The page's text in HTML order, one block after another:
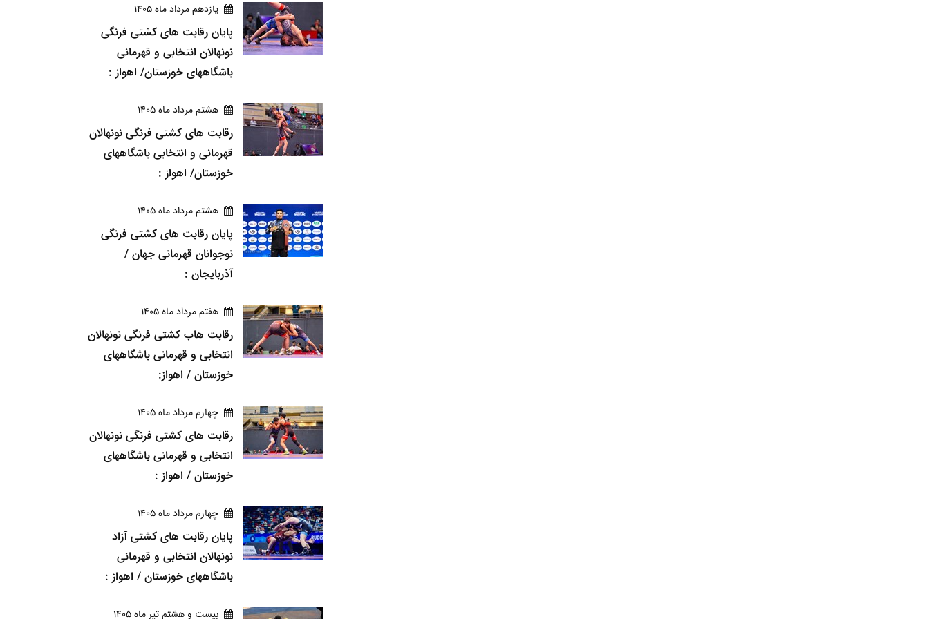
يازدهم مرداد ماه 1405
پایان رقابت های کشتی فرنگی
نونهالان انتخابی و قهرمانی
باشگاههای خوزستان/ اهواز :
هشتم مرداد ماه 1405
رقابت های کشتی فرنگی نونهالان
قهرمانی و انتخابی باشگاههای
خوزستان/ اهواز :
هشتم مرداد ماه 1405
پایان رقابت های کشتی فرنگی
نوجوانان قهرمانی جهان /
آذربایجان :
هفتم مرداد ماه 1405
رقابت هاب کشتی فرنگی نونهالان
انتخابی و قهرمانی باشگاههای
خوزستان / اهواز:
چهارم مرداد ماه 1405
رقابت های کشتی فرنگی نونهالان
انتخابی و قهرمانی باشگاههای
خوزستان / اهواز :
چهارم مرداد ماه 1405
پایان رقابت های کشتی آزاد
نونهالان انتخابی و قهرمانی
باشگاههای خوزستان / اهواز :
بيست و هشتم تير ماه 1405